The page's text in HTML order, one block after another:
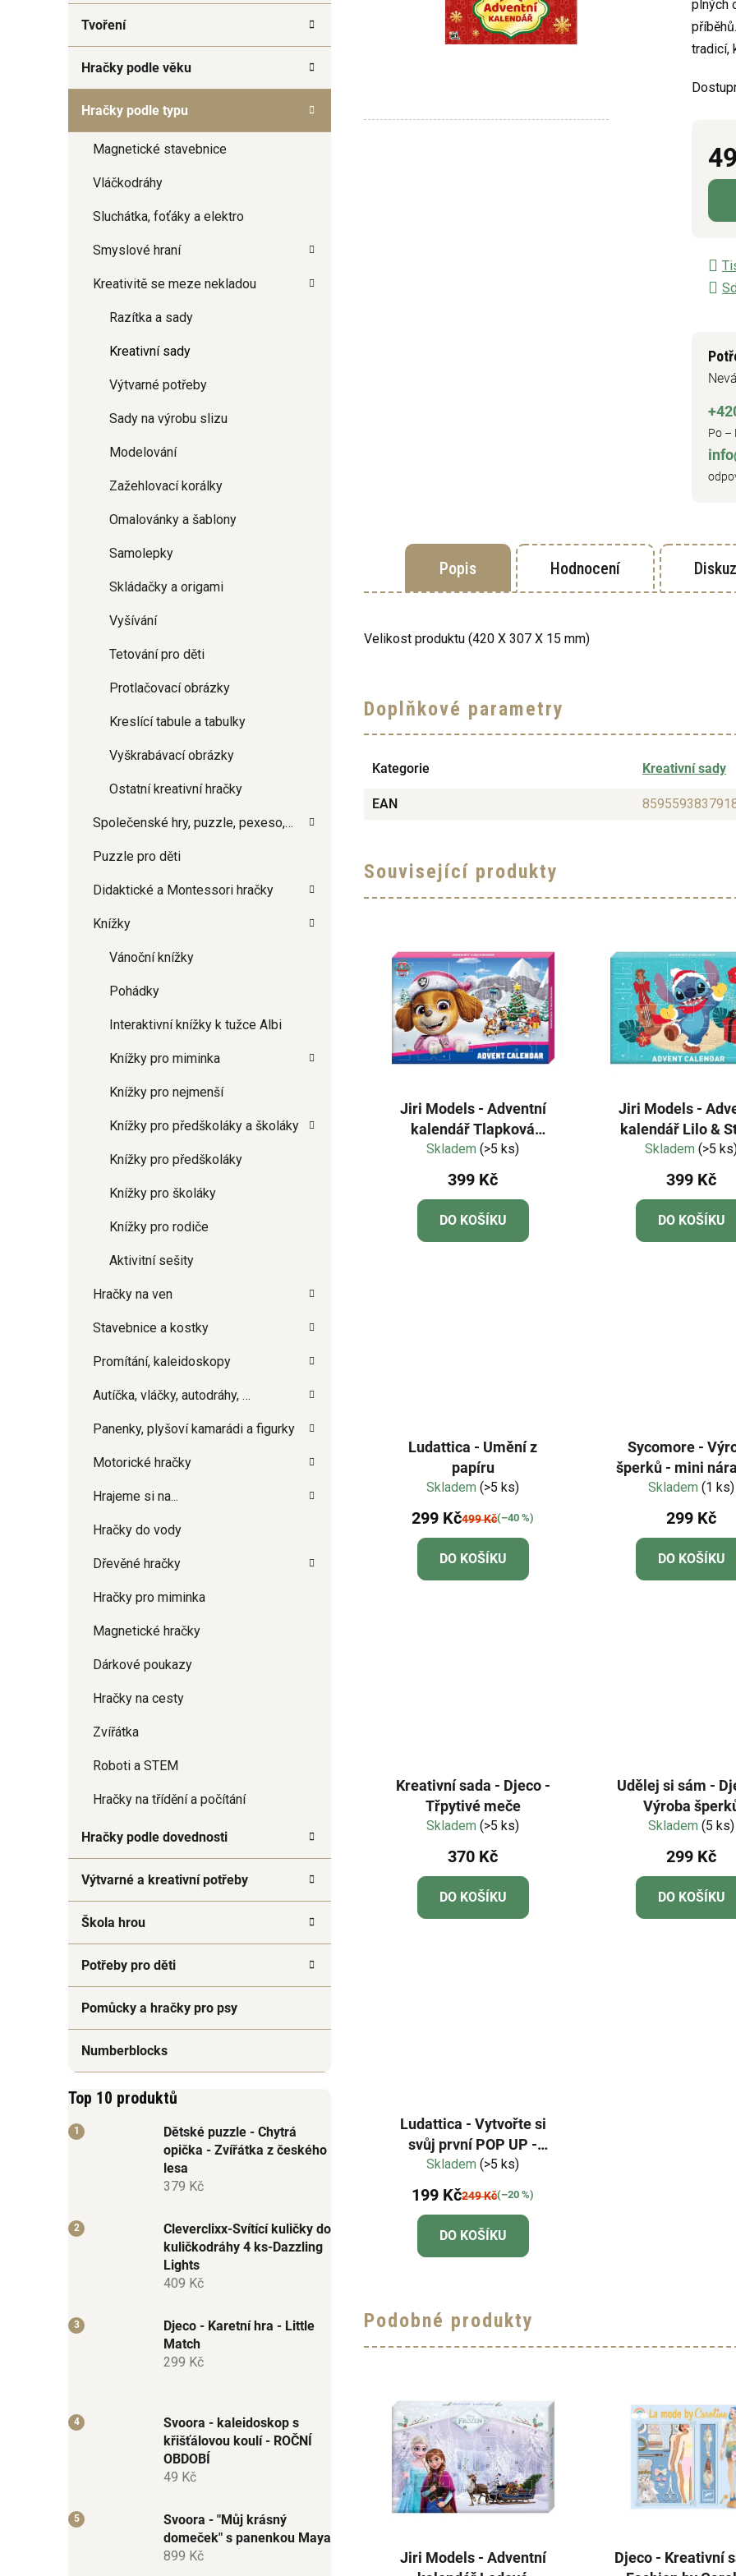
Tvoření
Hračky podle věku
Hračky podle typu
Magnetické stavebnice
Vláčkodráhy
Sluchátka, foťáky a elektro
Smyslové hraní
Kreativitě se meze nekladou
Razítka a sady
Kreativní sady
Výtvarné potřeby
Sady na výrobu slizu
Modelování
Zažehlovací korálky
Omalovánky a šablony
Samolepky
Skládačky a origami
Vyšívání
Tetování pro děti
Protlačovací obrázky
Kreslící tabule a tabulky
Vyškrabávací obrázky
Ostatní kreativní hračky
Společenské hry, puzzle, pexeso,…
Puzzle pro děti
Didaktické a Montessori hračky
Knížky
Vánoční knížky
Pohádky
Interaktivní knížky k tužce Albi
Knížky pro miminka
Knížky pro nejmenší
Knížky pro předškoláky a školáky
Knížky pro předškoláky
Knížky pro školáky
Knížky pro rodiče
Aktivitní sešity
Hračky na ven
Stavebnice a kostky
Promítání, kaleidoskopy
Autíčka, vláčky, autodráhy, …
Panenky, plyšoví kamarádi a figurky
Motorické hračky
Hrajeme si na...
Hračky do vody
Dřevěné hračky
Hračky pro miminka
Magnetické hračky
Dárkové poukazy
Hračky na cesty
Zvířátka
Roboti a STEM
Hračky na třídění a počítání
Hračky podle dovednosti
Výtvarné a kreativní potřeby
Škola hrou
Potřeby pro děti
Pomůcky a hračky pro psy
Numberblocks
Top 10 produktů
Dětské puzzle - Chytrá
opička - Zvířátka z českého
lesa
379 Kč
Cleverclixx-Svítící kuličky do
kuličkodráhy 4 ks-Dazzling
Lights
409 Kč
Djeco - Karetní hra - Little
Match
299 Kč
Svoora - kaleidoskop s
křišťálovou koulí - ROČNÍ
OBDOBÍ
49 Kč
Svoora - "Můj krásný
domeček" s panenkou Maya
899 Kč
z
5
plných
tradicí,
Po –
Popis Hodnocení
Velikost produktu (420 X 307 X 15 mm)
Doplňkové parametry
Kategorie Kreativní sady
EAN
Související produkty
Jiri Models - Adventní
kalendář Tlapková
patrola holky
Skladem(>5 ks)
399 Kč
DO KOŠÍKU
Jiri Models -
kalendář Lilo &
Skladem(>5
399 Kč
DO KOŠÍKU
Ludattica - Umění z
papíru
Skladem(>5 ks)
299 Kč499 Kč(–40 %)
DO KOŠÍKU
Sycomore -
šperků - mini
heishi
Skladem(1 ks)
299 Kč
DO KOŠÍKU
Kreativní sada - Djeco -
Třpytivé meče
Skladem(>5 ks)
370 Kč
DO KOŠÍKU
Udělej si sám -
Výroba
Skladem(5 ks)
299 Kč
DO KOŠÍKU
Ludattica - Vytvořte si
svůj první POP UP -
DINOSAUŘI
Skladem(>5 ks)
199 Kč249 Kč(–20 %)
DO KOŠÍKU
Podobné produkty
Jiri Models - Adventní
Djeco - Kreativní